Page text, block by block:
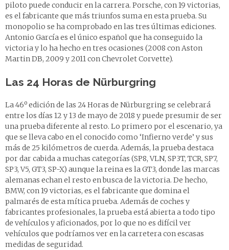
piloto puede conducir en la carrera. Porsche, con 19 victorias,
es el fabricante que más triunfos suma en esta prueba. Su
monopolio se ha comprobado en las tres últimas ediciones.
Antonio García es el único español que ha conseguido la
victoria y lo ha hecho en tres ocasiones (2008 con Aston
Martin DB, 2009 y 2011 con Chevrolet Corvette).
Las 24 Horas de Nürburgring
La 46º edición de las 24 Horas de Nürburgring se celebrará
entre los días 12 y 13 de mayo de 2018 y puede presumir de ser
una prueba diferente al resto. Lo primero por el escenario, ya
que se lleva cabo en el conocido como ‘Infierno verde’ y sus
más de 25 kilómetros de cuerda. Además, la prueba destaca
por dar cabida a muchas categorías (SP8, VLN, SP3T, TCR, SP7,
SP3, V5, GT3, SP-X) aunque la reina es la GT3, donde las marcas
alemanas echan el resto en busca de la victoria. De hecho,
BMW, con 19 victorias, es el fabricante que domina el
palmarés de esta mítica prueba. Además de coches y
fabricantes profesionales, la prueba está abierta a todo tipo
de vehículos y aficionados, por lo que no es difícil ver
vehículos que podríamos ver en la carretera con escasas
medidas de seguridad.